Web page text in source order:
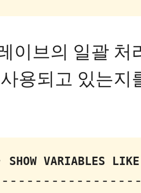
이브의 일괄
용되고 있는지
SHOW VARIABLES